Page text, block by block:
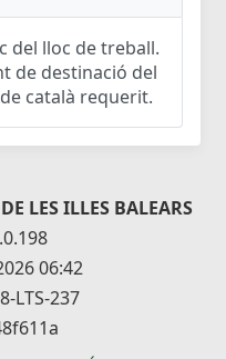
del lloc de treball.
de destinació del
català requerit.
LES ILLES BALEARS
06:42
LTS-237